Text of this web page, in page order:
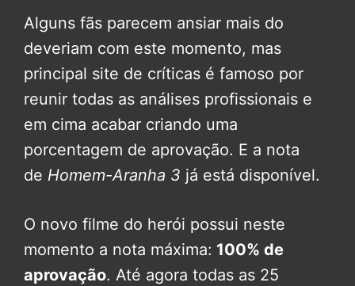
Alguns fãs parecem ansiar mais do
deveriam com este momento, mas
principal site de críticas é famoso por
reunir todas as análises profissionais e
em cima acabar criando uma
porcentagem de aprovação. E a nota
de Homem-Aranha 3 já está disponível.
O novo filme do herói possui neste
momento a nota máxima: 100% de
aprovação. Até agora todas as 25